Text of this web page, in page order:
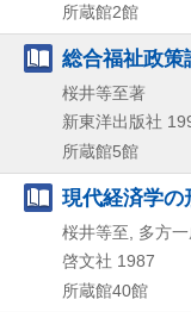
所蔵館2館
総合福祉政策
桜井等至著
新東洋出版社
所蔵館5館
現代経済学の
桜井等至, 多方
啓文社 1987
所蔵館40館